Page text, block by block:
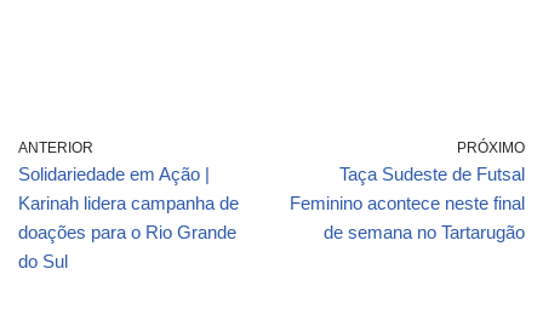
ANTERIOR
Solidariedade em Ação |
Karinah lidera campanha de
doações para o Rio Grande
do Sul
PRÓXIMO
​Taça Sudeste de Futsal
Feminino acontece neste final
de semana no Tartarugão